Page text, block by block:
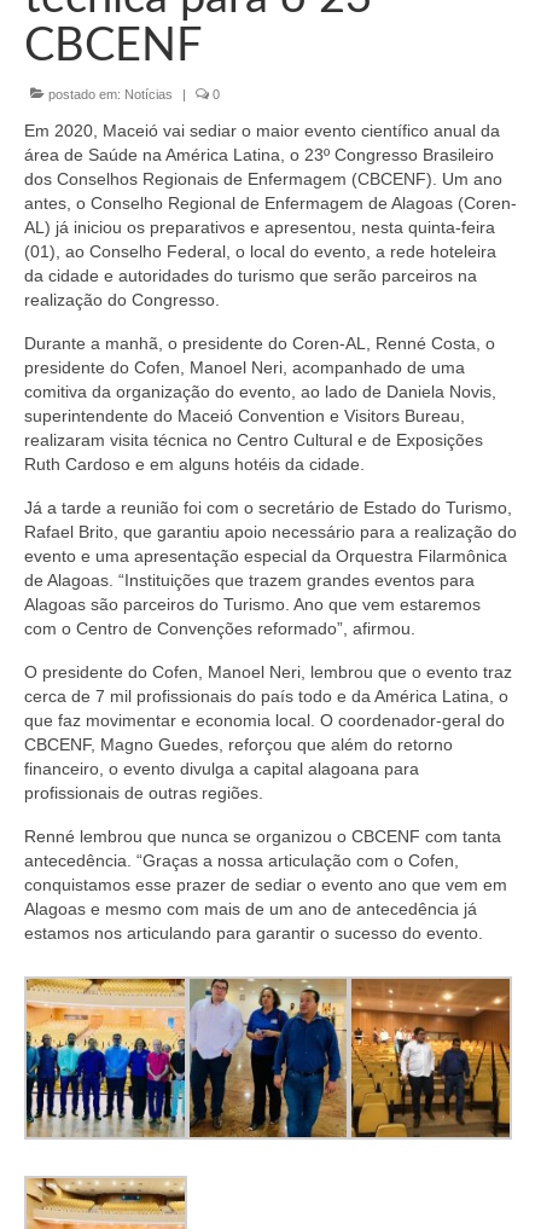
Conselheiros e Diretoria
Câmaras Técnicas
Carta de Serviços ao Cidadão
Governança
Transparência e Prestação de Contas
Eleições
Eleições Triênio 2027-2029
Eleições 2023
Eleições Anteriores
Editais e licitação
Eleições
Responsabilidade Técnica
Legislações
Decisões
Portarias
Resoluções
Desagravo Público
Processos Éticos
Censura Pública
Suspensão do Exercício Profissional
Para Você
Procedimento para registro
CBCENF
postado em: Notícias | 0
Em 2020, Maceió vai sediar o maior evento científico anual da
área de Saúde na América Latina, o 23º Congresso Brasileiro
dos Conselhos Regionais de Enfermagem (CBCENF). Um ano
antes, o Conselho Regional de Enfermagem de Alagoas (Coren-
AL) já iniciou os preparativos e apresentou, nesta quinta-feira
(01), ao Conselho Federal, o local do evento, a rede hoteleira
da cidade e autoridades do turismo que serão parceiros na
realização do Congresso.
Durante a manhã, o presidente do Coren-AL, Renné Costa, o
presidente do Cofen, Manoel Neri, acompanhado de uma
comitiva da organização do evento, ao lado de Daniela Novis,
superintendente do Maceió Convention e Visitors Bureau,
realizaram visita técnica no Centro Cultural e de Exposições
Ruth Cardoso e em alguns hotéis da cidade.
Já a tarde a reunião foi com o secretário de Estado do Turismo,
Rafael Brito, que garantiu apoio necessário para a realização do
evento e uma apresentação especial da Orquestra Filarmônica
de Alagoas. “Instituições que trazem grandes eventos para
Alagoas são parceiros do Turismo. Ano que vem estaremos
com o Centro de Convenções reformado”, afirmou.
O presidente do Cofen, Manoel Neri, lembrou que o evento traz
cerca de 7 mil profissionais do país todo e da América Latina, o
que faz movimentar e economia local. O coordenador-geral do
CBCENF, Magno Guedes, reforçou que além do retorno
financeiro, o evento divulga a capital alagoana para
profissionais de outras regiões.
Renné lembrou que nunca se organizou o CBCENF com tanta
antecedência. “Graças a nossa articulação com o Cofen,
conquistamos esse prazer de sediar o evento ano que vem em
Alagoas e mesmo com mais de um ano de antecedência já
estamos nos articulando para garantir o sucesso do evento.